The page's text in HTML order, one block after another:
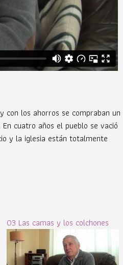
con los ahorros se compraban un
cuatro años el pueblo se vació
y la iglesia están totalmente
03 Las camas y los colchones